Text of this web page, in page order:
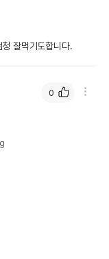
잘먹기도합니다.
0